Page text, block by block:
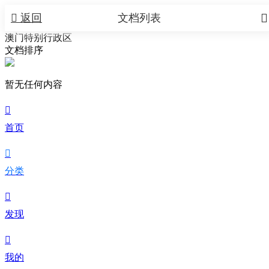
 返回 
文档列表
澳门特别行政区
文档排序
暂无任何内容

首页

分类

发现

我的